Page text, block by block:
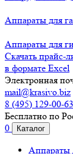
Аппараты для
Аппараты для
Скачать прайс-
в формате Excel
Электронная
mail@krasivo.biz
8 (495) 129-00-63
Бесплатно по
0
Каталог
Аппараты